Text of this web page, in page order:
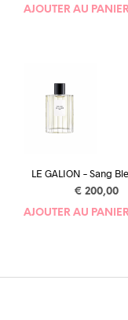
AJOUTER AU
LE GALION – Sang
€ 200,00
AJOUTER AU